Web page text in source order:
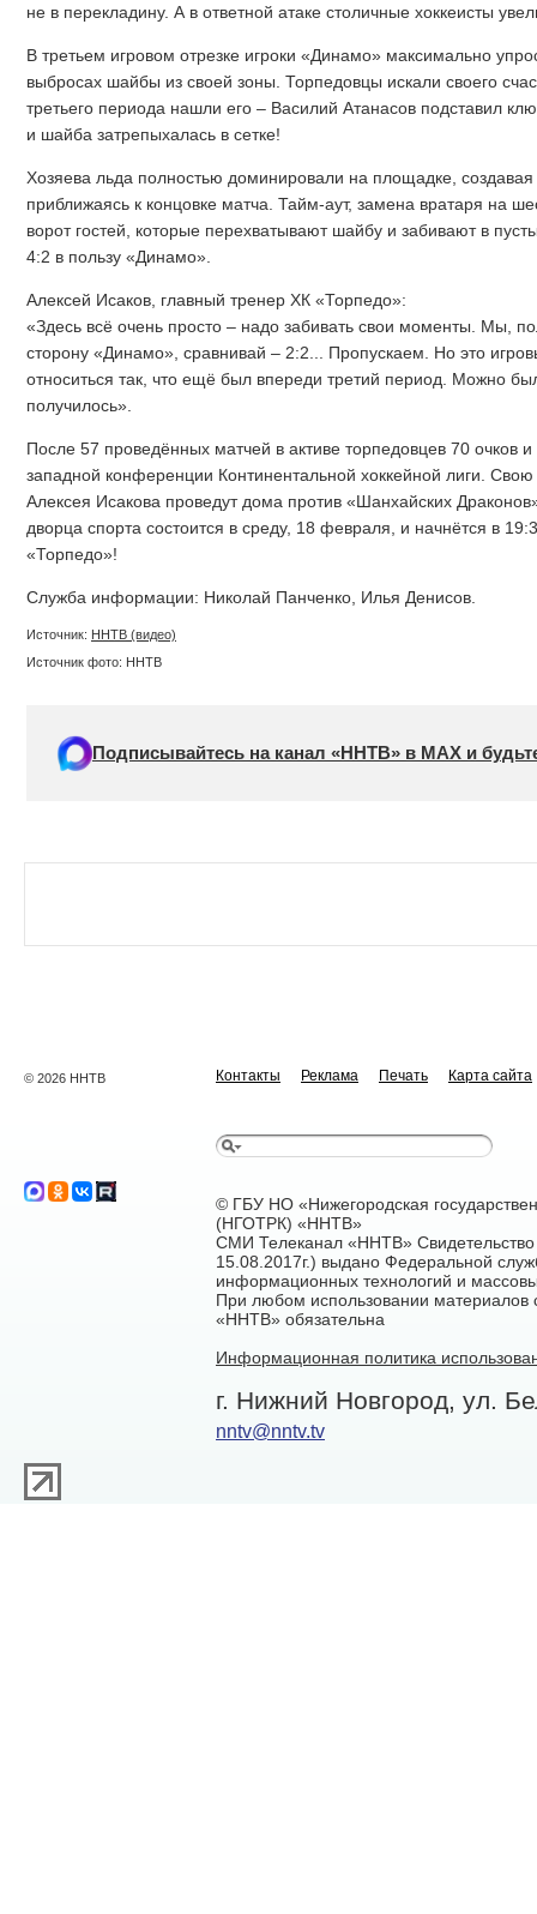
не в перекладину. А в ответной атаке столичные хоккеисты
В третьем игровом отрезке игроки «Динамо» максимально
выбросах шайбы из своей зоны. Торпедовцы искали своего
третьего периода нашли его – Василий Атанасов подставил
и шайба затрепыхалась в сетке!
Хозяева льда полностью доминировали на площадке,
приближаясь к концовке матча. Тайм-аут, замена вратаря на
ворот гостей, которые перехватывают шайбу и забивают в
4:2 в пользу «Динамо».
Алексей Исаков, главный тренер ХК «Торпедо»:
«Здесь всё очень просто – надо забивать свои моменты. Мы,
сторону «Динамо», сравнивай – 2:2... Пропускаем. Но это
относиться так, что ещё был впереди третий период. Можно
получилось».
После 57 проведённых матчей в активе торпедовцев 70 очков
западной конференции Континентальной хоккейной лиги.
Алексея Исакова проведут дома против «Шанхайских
дворца спорта состоится в среду, 18 февраля, и начнётся в
«Торпедо»!
Служба информации: Николай Панченко, Илья Денисов.
Источник: ННТВ (видео)
Источник фото: ННТВ
Подписывайтесь на канал «ННТВ» в МАХ и
© 2026 ННТВ Контакты Реклама Печать Карта сайта
© ГБУ НО «Нижегородская
(НГОТРК) «ННТВ»
СМИ Телеканал «ННТВ»
15.08.2017г.) выдано Федеральной
информационных технологий и
При любом использовании материалов
«ННТВ» обязательна
Информационная политика
г. Нижний Новгород, ул.
nntv@nntv.tv